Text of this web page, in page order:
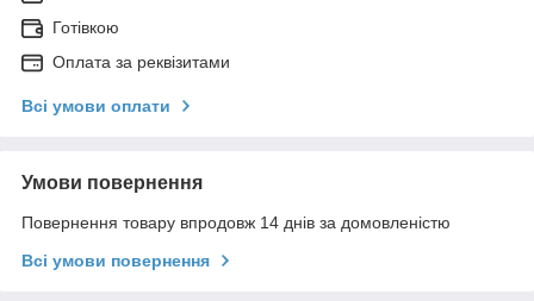
Готівкою
Оплата за реквізитами
Всі умови оплати
Умови повернення
Повернення товару впродовж 14 днів за домовленістю
Всі умови повернення